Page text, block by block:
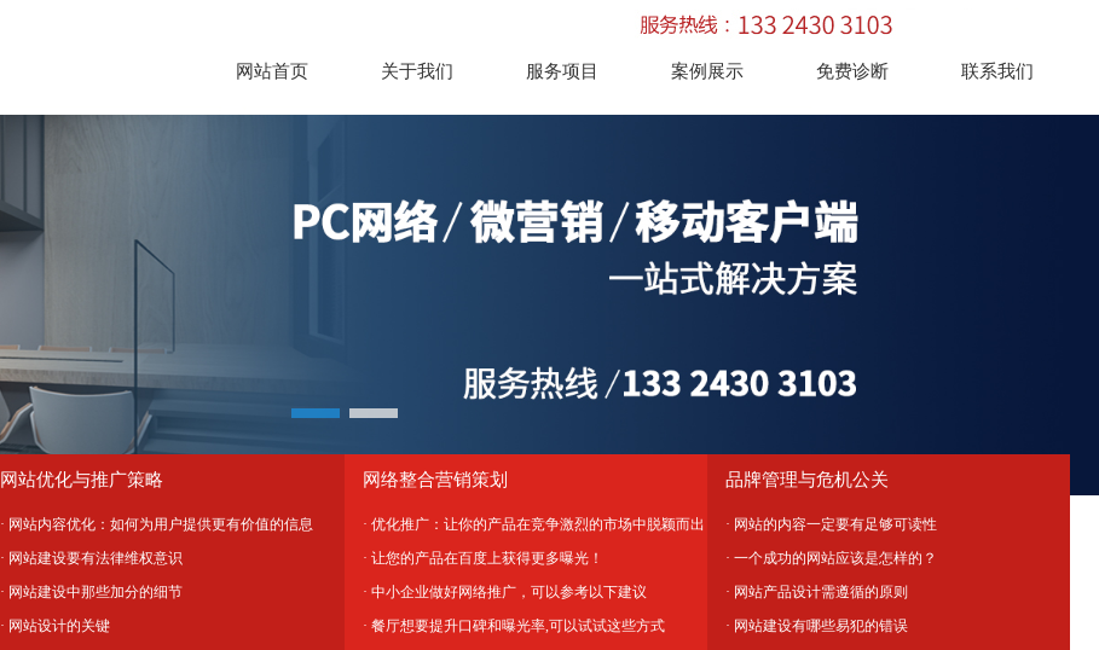
网站首页 关于我们 服务项目 案例展示 免费诊断 联系我们
网站优化与推广策略 网络整合营销策划 品牌管理与危机公关
· 网站内容优化：如何为用户提供更有价值的信息
· 网站建设要有法律维权意识
· 网站建设中那些加分的细节
· 网站设计的关键
· 优化推广：让你的产品在竞争激烈的市场中脱颖而出
· 让您的产品在百度上获得更多曝光！
· 中小企业做好网络推广，可以参考以下建议
· 餐厅想要提升口碑和曝光率,可以试试这些方式
· 网站的内容一定要有足够可读性
· 一个成功的网站应该是怎样的？
· 网站产品设计需遵循的原则
· 网站建设有哪些易犯的错误